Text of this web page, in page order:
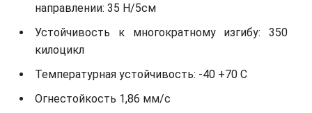
направлении: 35 Н/5см
Устойчивость к многократному изгибу: 350
килоцикл
Температурная устойчивость: -40 +70 С
Огнестойкость 1,86 мм/с